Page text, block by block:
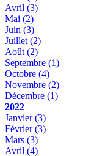
Avril (3)
Mai (2)
Juin (3)
Juillet(2)
Août(2)
Septembre (1)
Octobre (4)
Novembre (2)
Décembre (1)
2022
Janvier(3)
Février(3)
Mars (3)
Avril (4)